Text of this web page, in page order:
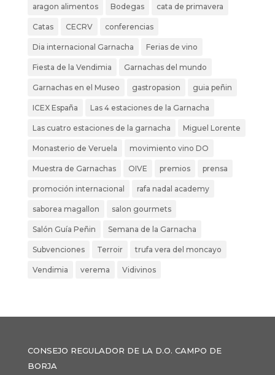
aragon alimentos Bodegas cata de primavera
Catas CECRV conferencias
Dia internacional Garnacha Ferias de vino
Fiesta de la Vendimia Garnachas del mundo
Garnachas en el Museo gastropasion guia peñin
ICEX España Las 4 estaciones de la Garnacha
Las cuatro estaciones de la garnacha Miguel Lorente
Monasterio de Veruela movimiento vino DO
Muestra de Garnachas OIVE premios prensa
promoción internacional rafa nadal academy
saborea magallon salon gourmets
Salón Guía Peñin Semana de la Garnacha
Subvenciones Terroir trufa vera del moncayo
Vendimia verema Vidivinos
CONSEJO REGULADOR DE LA D.O. CAMPO DE
BORJA